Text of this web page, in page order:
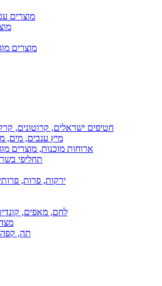
מוצרים
מוצרים
חטיפים ישראלים, קרוטונים,
מיץ ענבים, מים,
ארוחות מוכנות, מוצרים
תחליפי
ירקות, פרות,
לחם, מאפים,
תה,